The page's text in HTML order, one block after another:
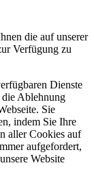
die auf unserer
Verfügung zu
Dienste
Ablehnung
Sie
indem Sie Ihre
aller Cookies auf
aufgefordert,
Website